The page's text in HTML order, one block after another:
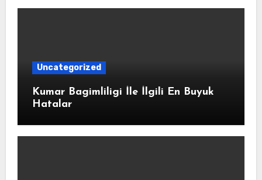
Uncategorized
Kumar Bagimliligi İle İlgili En Buyuk
Hatalar